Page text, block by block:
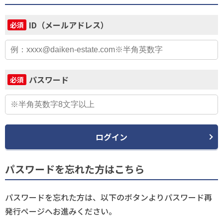
必須 ID（メールアドレス）
必須 パスワード
ログイン
パスワードを忘れた方はこちら
パスワードを忘れた方は、以下のボタンよりパスワード再
発行ページへお進みください。